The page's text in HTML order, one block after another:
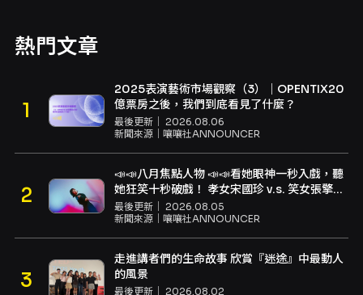
熱門文章
2025表演藝術市場觀察（3）｜OPENTIX20
億票房之後，我們到底看見了什麼？
最後更新｜ 2026.08.06
新聞來源｜ 嚷嚷社ANNOUNCER
📣📣八月焦點人物 📣📣看她眼神一秒入戲，聽
她狂笑十秒破戲！ 孝女宋國珍 v.s. 笑女張擎
佳：本是同根生，相約壓車別太急
最後更新｜ 2026.08.05
新聞來源｜ 嚷嚷社ANNOUNCER
走進講者們的生命故事 欣賞『迷途』中最動人
的風景
最後更新｜ 2026.08.02